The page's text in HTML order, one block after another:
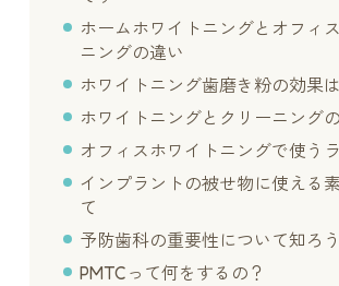
ホームホワイトニングとオフィ
ニングの違い
ホワイトニング歯磨き粉の効果
ホワイトニングとクリーニング
オフィスホワイトニングで使う
インプラントの被せ物に使える
て
予防歯科の重要性について知ろう
PMTCって何をするの？